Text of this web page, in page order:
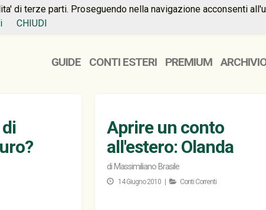
HOME
GUIDE CONTI ESTERI PREMIUM
Aprire un conto
all'estero: Olanda
di Massimiliano Brasile
14 Giugno 2010 | Conti Correnti
di terze parti. Proseguendo nella navigazione acconsenti
CHIUDI